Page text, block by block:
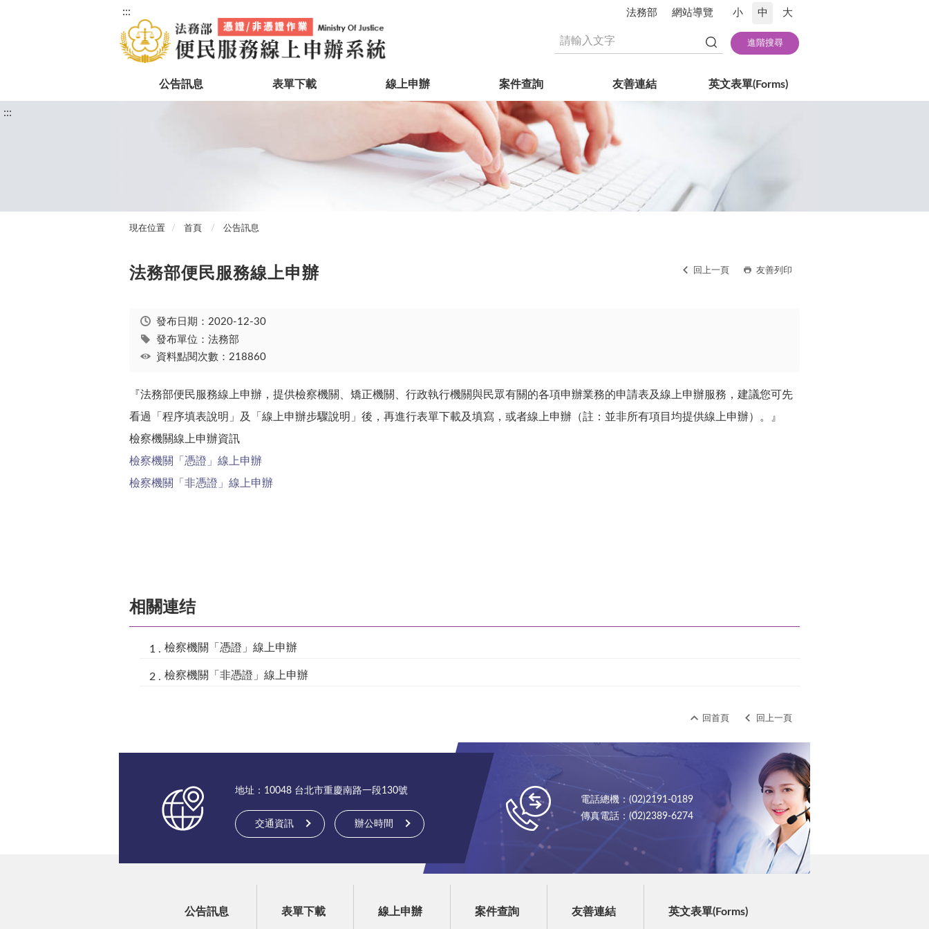
法務部 網站導覽 小 中 大
:::
公告訊息 表單下載 線上申辦 案件查詢 友善連結 英文表單(Forms)
:::
現在位置 首頁 公告訊息
法務部便民服務線上申辦 回上一頁 友善列印
發布日期： 2020-12-30
發布單位：法務部
資料點閱次數：218860
『法務部便民服務線上申辦，提供檢察機關、矯正機關、行政執行機關與民眾有關的各項申辦業務的申請表及線上申辦服務，建議您可先
看過「程序填表說明」及「線上申辦步驟說明」後，再進行表單下載及填寫，或者線上申辦（註：並非所有項目均提供線上申辦）。』
檢察機關線上申辦資訊
檢察機關「憑證」線上申辦
檢察機關「非憑證」線上申辦
相關連结
檢察機關「憑證」線上申辦
檢察機關「非憑證」線上申辦
回首頁 回上一頁
地址：10048 台北市重慶南路一段130號
交通資訊 辦公時間
電話總機：(02)2191-0189
傳真電話：(02)2389-6274
公告訊息 表單下載 線上申辦 案件查詢 友善連結 英文表單(Forms)